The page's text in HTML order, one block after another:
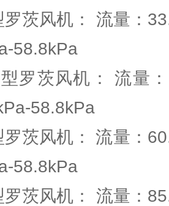
罗茨风机： 流量：
58.8kPa
罗茨风机： 流量
58.8kPa
罗茨风机： 流量
58.8kPa
罗茨风机： 流量：